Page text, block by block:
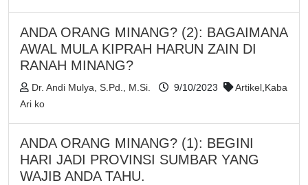
ANDA ORANG MINANG? (2): BAGAIMANA
AWAL MULA KIPRAH HARUN ZAIN DI
RANAH MINANG?
Dr. Andi Mulya, S.Pd., M.Si. 9/10/2023 Artikel,Kaba
Ari ko
ANDA ORANG MINANG? (1): BEGINI
HARI JADI PROVINSI SUMBAR YANG
WAJIB ANDA TAHU.